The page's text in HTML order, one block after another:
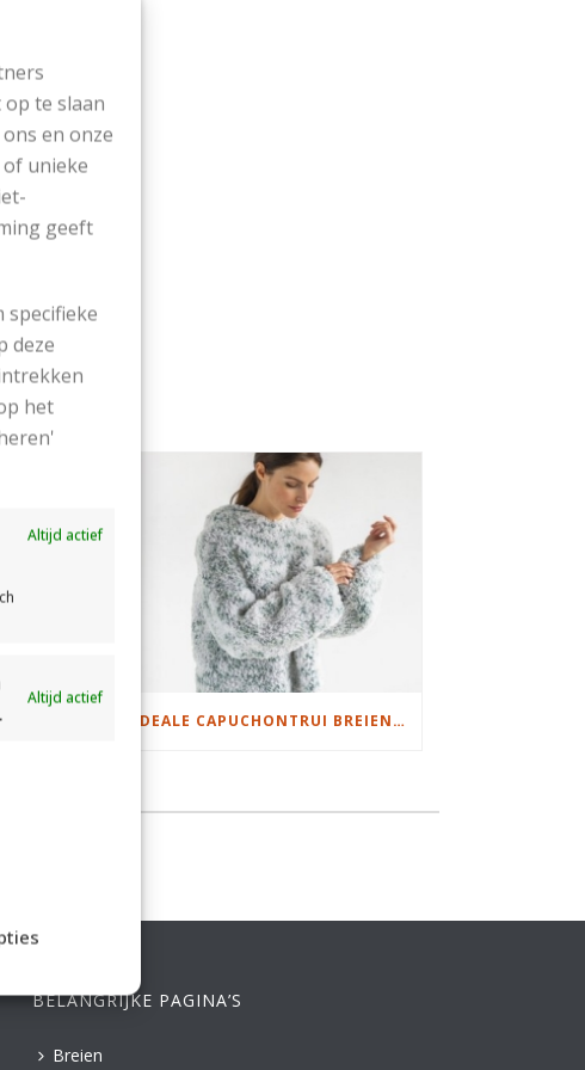
te slaan
en onze
unieke
geeft
specifieke
deze
het
Altijd actief
Altijd actief
IDEALE CAPUCHONTRUI BREIEN VOOR THUIS OP DE BANK
BELANGRIJKE PAGINA’S
Breien